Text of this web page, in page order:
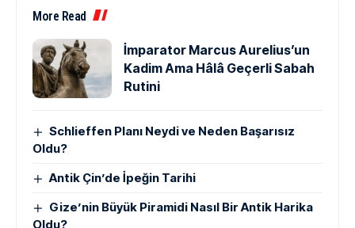
More Read
İmparator Marcus Aurelius’un
Kadim Ama Hâlâ Geçerli Sabah
Rutini
Schlieffen Planı Neydi ve Neden Başarısız
Oldu?
Antik Çin’de İpeğin Tarihi
Gize’nin Büyük Piramidi Nasıl Bir Antik Harika
Oldu?